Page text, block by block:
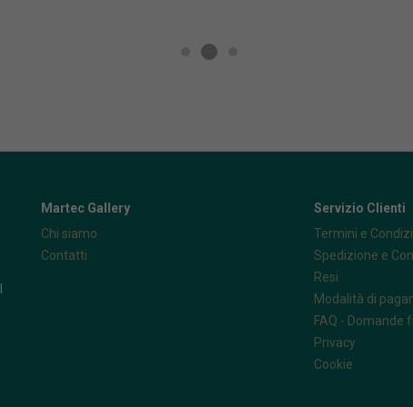
Martec Gallery
Chi siamo
Contatti
Servizio Clienti
Termini e
Spedizione e
Resi
Modalità di
FAQ - Domande
Privacy
Cookie